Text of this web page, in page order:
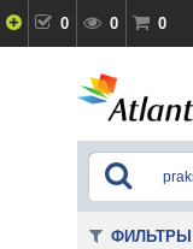
0 0 0
ФИЛЬТРЫ